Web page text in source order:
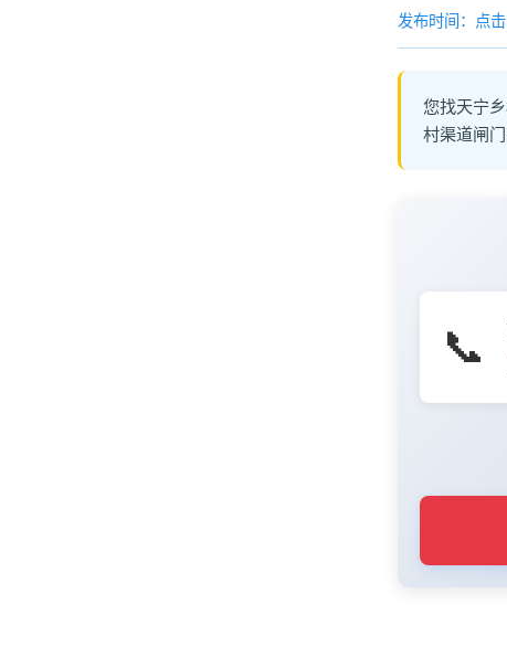
发布时间： 点
您找天宁
村渠道闸门
📞